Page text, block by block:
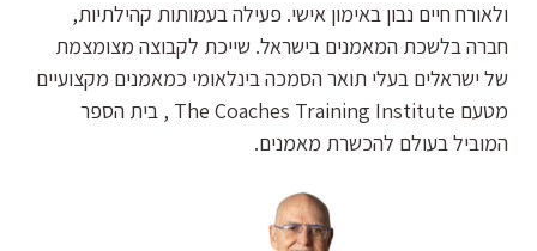
ולאורח חיים נבון באימון אישי. פעילה בעמותות קהילתיות,
חברה בלשכת המאמנים בישראל. שייכת לקבוצה מצומצמת
של ישראלים בעלי תואר הסמכה בינלאומי כמאמנים מקצועיים
מטעם The Coaches Training Institute , בית הספר
המוביל בעולם להכשרת מאמנים.